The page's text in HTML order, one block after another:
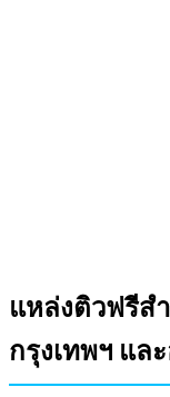
แหล่งติวฟรีส
กรุงเทพฯ แล